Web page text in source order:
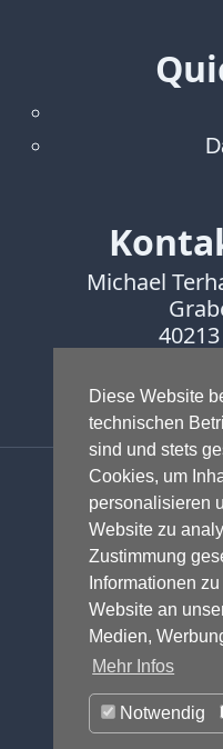
Diese Website
technischen
sind und stets
Cookies, um
personalisieren
Website zu
Zustimmung
Informationen
Website an
Medien,
Mehr Infos
Notwendig
Michael
Fax:
Anwalt -
für
Markenrecht,
Presserecht